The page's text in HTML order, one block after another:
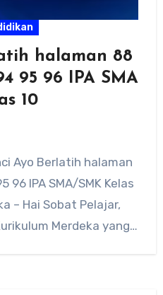
halaman 88
95 96 IPA SMA
10
Ayo Berlatih halaman
96 IPA SMA/SMK Kelas
– Hai Sobat Pelajar,
Merdeka yang…